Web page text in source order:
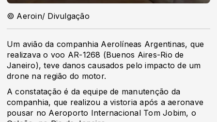
© Aeroin/ Divulgação
Um avião da companhia Aerolíneas Argentinas, que
realizava o voo AR-1268 (Buenos Aires-Rio de
Janeiro), teve danos causados pelo impacto de um
drone na região do motor.
A constatação é da equipe de manutenção da
companhia, que realizou a vistoria após a aeronave
pousar no Aeroporto Internacional Tom Jobim, o